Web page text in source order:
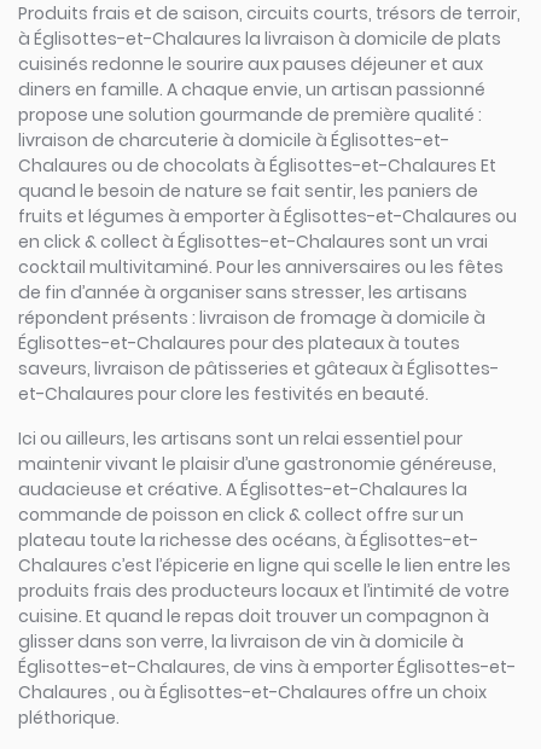
Produits frais et de saison, circuits courts, trésors de terroir,
à Églisottes-et-Chalaures la livraison à domicile de plats
cuisinés redonne le sourire aux pauses déjeuner et aux
diners en famille. A chaque envie, un artisan passionné
propose une solution gourmande de première qualité :
livraison de charcuterie à domicile à Églisottes-et-
Chalaures ou de chocolats à Églisottes-et-Chalaures Et
quand le besoin de nature se fait sentir, les paniers de
fruits et légumes à emporter à Églisottes-et-Chalaures ou
en click & collect à Églisottes-et-Chalaures sont un vrai
cocktail multivitaminé. Pour les anniversaires ou les fêtes
de fin d’année à organiser sans stresser, les artisans
répondent présents : livraison de fromage à domicile à
Églisottes-et-Chalaures pour des plateaux à toutes
saveurs, livraison de pâtisseries et gâteaux à Églisottes-
et-Chalaures pour clore les festivités en beauté.
Ici ou ailleurs, les artisans sont un relai essentiel pour
maintenir vivant le plaisir d’une gastronomie généreuse,
audacieuse et créative. A Églisottes-et-Chalaures la
commande de poisson en click & collect offre sur un
plateau toute la richesse des océans, à Églisottes-et-
Chalaures c’est l’épicerie en ligne qui scelle le lien entre les
produits frais des producteurs locaux et l’intimité de votre
cuisine. Et quand le repas doit trouver un compagnon à
glisser dans son verre, la livraison de vin à domicile à
Églisottes-et-Chalaures, de vins à emporter Églisottes-et-
Chalaures , ou à Églisottes-et-Chalaures offre un choix
pléthorique.